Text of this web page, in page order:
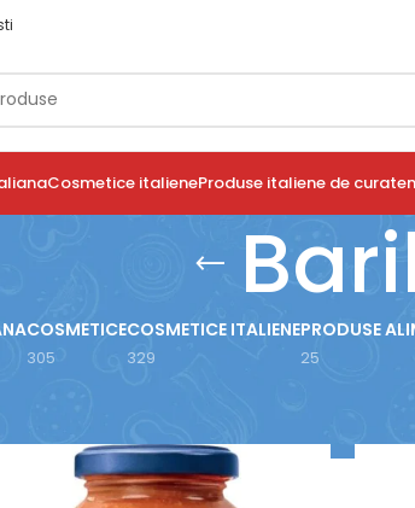
Cosmetice italieneProduse italiene de
COSMETICE
305
COSMETICE ITALIENE
329
PRODUSE
25